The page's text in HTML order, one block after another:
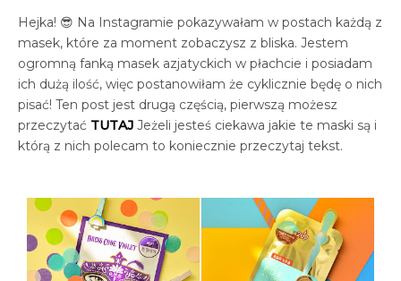
Hejka! 😎 Na Instagramie pokazywałam w postach każdą z
masek, które za moment zobaczysz z bliska. Jestem
ogromną fanką masek azjatyckich w płachcie i posiadam
ich dużą ilość, więc postanowiłam że cyklicznie będę o nich
pisać! Ten post jest drugą częścią, pierwszą możesz
przeczytać TUTAJ Jeżeli jesteś ciekawa jakie te maski są i
którą z nich polecam to koniecznie przeczytaj tekst.